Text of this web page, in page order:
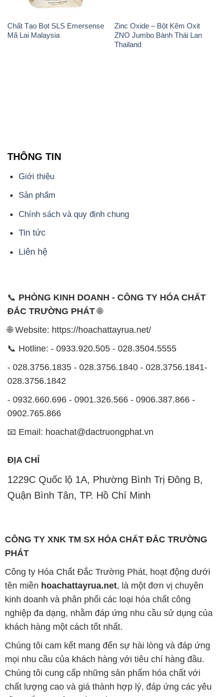
Chất Tạo Bọt SLS Emersense
Mã Lai Malaysia
Zinc Oxide – Bột Kẽm Oxit
ZNO Jumbo Bành Thái Lan
Thailand
THÔNG TIN
Giới thiệu
Sản phẩm
Chính sách và quy định chung
Tin tức
Liên hệ
📞 PHÒNG KINH DOANH - CÔNG TY HÓA CHẤT
ĐẮC TRƯỜNG PHÁT🌐
🌐 Website: https://hoachattayrua.net/
📞 Hotline: - 0933.920.505 - 028.3504.5555
- 028.3756.1835 - 028.3756.1840 - 028.3756.1841-
028.3756.1842
- 0932.660.696 - 0901.326.566 - 0906.387.866 -
0902.765.866
📧 Email: hoachat@dactruongphat.vn
ĐỊA CHỈ
1229C Quốc lộ 1A, Phường Bình Trị Đông B,
Quận Bình Tân, TP. Hồ Chí Minh
CÔNG TY XNK TM SX HÓA CHẤT ĐẮC TRƯỜNG
PHÁT
Công ty Hóa Chất Đắc Trường Phát, hoạt động dưới
tên miền hoachattayrua.net, là một đơn vị chuyên
kinh doanh và phân phối các loại hóa chất công
nghiệp đa dạng, nhằm đáp ứng nhu cầu sử dụng của
khách hàng một cách tốt nhất.
Chúng tôi cam kết mang đến sự hài lòng và đáp ứng
mọi nhu cầu của khách hàng với tiêu chí hàng đầu.
Chúng tôi cung cấp những sản phẩm hóa chất với
chất lượng cao và giá thành hợp lý, đáp ứng các yêu